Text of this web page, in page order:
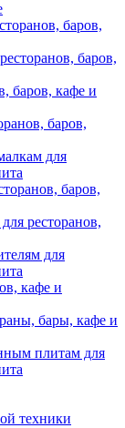
баров,
баров,
баров, кафе и
баров,
для
баров,
ресторанов,
для
кафе и
бары, кафе и
плитам для
техники